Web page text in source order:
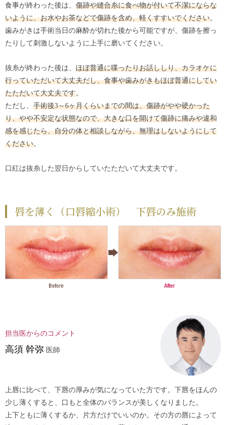
食事が終わった後は、 傷跡や縫合糸に食べ物が付いて不潔にならな
いように、お水やお茶などで傷跡を含め、軽くすすいでください。
歯みがきは手術当日の麻酔が切れた後から可能ですが、傷跡を擦っ
たりして刺激しないように上手に磨いてください。
抜糸が終わった後は、 ほぼ普通に喋ったりお話ししり、カラオケに
行っていただいて大丈夫だし、食事や歯みがきもほぼ普通にしてい
たただいて大丈夫です。
ただし、 手術後3～6ヶ月くらいまでの間は、傷跡がやや硬かった
り、やや不安定な状態なので、大きな口を開けて傷跡に痛みや違和
感を感じたら、自分の体と相談しながら、無理はしないようにして
ください。
口紅は抜糸した翌日からしていたただいて大丈夫です。
唇を薄く（口唇縮小術） 下唇のみ施術
担当医からのコメント
⾼須 幹弥 医師
上唇に比べて、下唇の厚みが気になっていた方です。下唇をほんの
少し薄くすると、口もと全体のバランスが美しくなりました。
上下ともに薄くするか、片方だけでいいのか。その方の唇によって